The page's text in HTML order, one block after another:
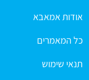
אודות אמאבא
כל המאמרים
תנאי שימוש